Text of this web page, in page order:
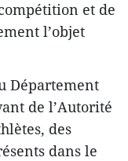
et de
l’objet
Département
de l’Autorité
des
dans le